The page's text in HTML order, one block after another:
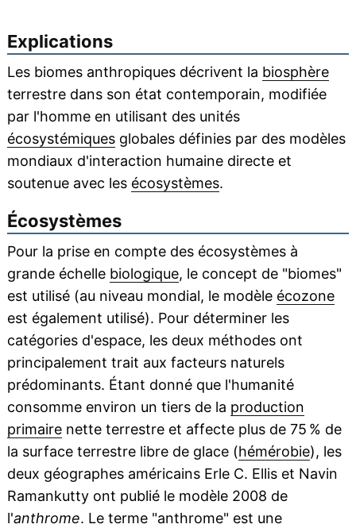
Explications
Les biomes anthropiques décrivent la biosphère
terrestre dans son état contemporain, modifiée
par l'homme en utilisant des unités
écosystémiquesglobales définies par des modèles
mondiaux d'interaction humaine directe et
soutenue avec les écosystèmes.
Écosystèmes
Pour la prise en compte des écosystèmes à
grande échelle biologique, le concept de "biomes"
est utilisé (au niveau mondial, le modèle écozone
est également utilisé). Pour déterminer les
catégories d'espace, les deux méthodes ont
principalement trait aux facteurs naturels
prédominants. Étant donné que l'humanité
consomme environ un tiers de la production
primairenette terrestre et affecte plus de 75 % de
la surface terrestre libre de glace (hémérobie), les
deux géographes américains Erle C. Ellis et Navin
Ramankutty ont publié le modèle 2008 de
l'anthrome. Le terme "anthrome" est une